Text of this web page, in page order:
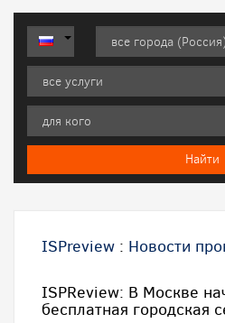
ISPreview : Новости
ISPReview: В Москве
бесплатная городская